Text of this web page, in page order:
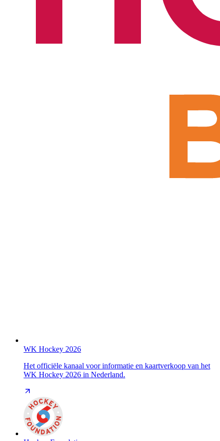
WK Hockey 2026
Het officiële kanaal voor informatie en kaartverkoop van het
WK Hockey 2026 in Nederland.